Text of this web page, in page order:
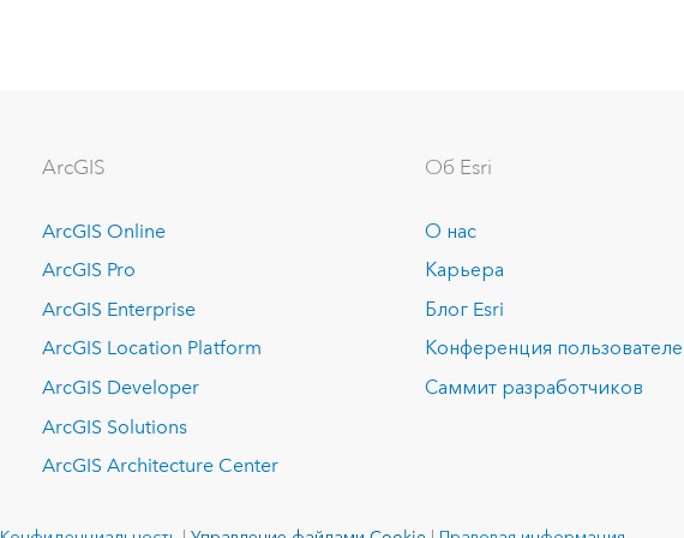
ArcGIS
ArcGIS Online
ArcGIS Pro
ArcGIS Enterprise
ArcGIS Location Platform
ArcGIS Developer
ArcGIS Solutions
ArcGIS Architecture Center
Об Esri
О нас
Карьера
Блог Esri
Конференция
Саммит разработчиков